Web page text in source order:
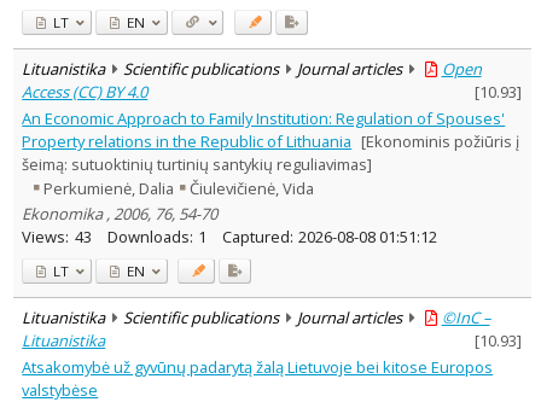
LT EN
Lituanistika Scientific publications Journal articles
Open
Access (CC) BY 4.0
[10.93]
An Economic Approach to Family Institution: Regulation of Spouses'
Property relations in the Republic of Lithuania [Ekonominis požiūris į
šeimą: sutuoktinių turtinių santykių reguliavimas]
Perkumienė, Dalia
Čiulevičienė, Vida
Ekonomika , 2006, 76, 54-70
Views: 43 Downloads: 1 Captured: 2026-08-08 01:51:12
LT EN
Lituanistika Scientific publications Journal articles
©InC –
Lituanistika
[10.93]
Atsakomybė už gyvūnų padarytą žalą Lietuvoje bei kitose Europos
valstybėse